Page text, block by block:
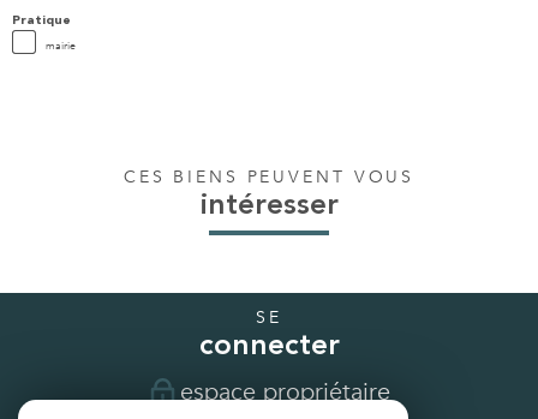
Pratique
mairie
CES BIENS PEUVENT VOUS
intéresser
SE
connecter
espace propriétaire